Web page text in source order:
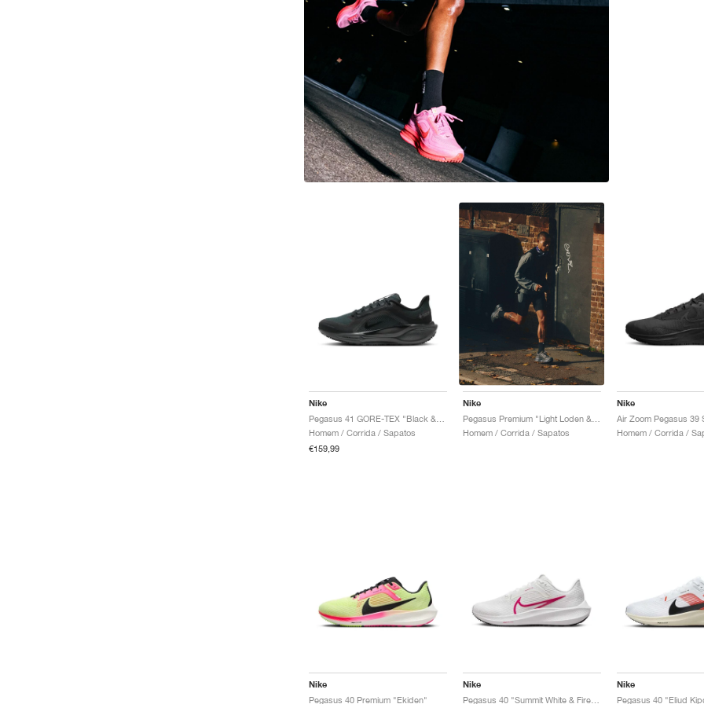
Nike
Homem / Corrida / Sapatos
€159,99
Nike
Homem / Corrida / Sapatos
Nike
Homem / Corrida /
Nike
Pegasus 40 Premium "Ekiden"
Nike
Pegasus 40 "Summit White & Fireberry"
Nike
Pegasus 40 "Eliud